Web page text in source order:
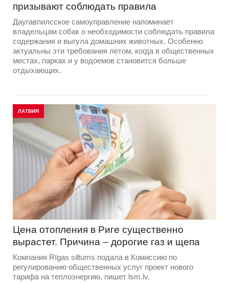
призывают соблюдать правила
Даугавпилсское самоуправление напоминает
владельцам собак о необходимости соблюдать правила
содержания и выгула домашних животных. Особенно
актуальны эти требования летом, когда в общественных
местах, парках и у водоемов становится больше
отдыхающих.
ЛАТВИЯ
Цена отопления в Риге существенно
вырастет. Причина – дорогие газ и щепа
Компания Rīgas siltums подала в Комиссию по
регулированию общественных услуг проект нового
тарифа на теплоэнергию, пишет lsm.lv.